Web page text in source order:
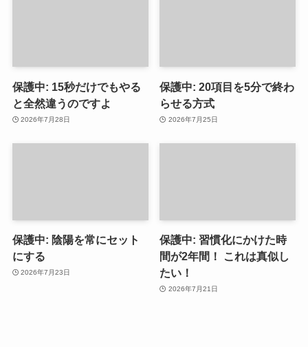
保護中: 15秒だけでもやる
と全然違うのですよ
2026年7月28日
保護中: 20項目を5分で終わ
らせる方式
2026年7月25日
保護中: 陰陽を常にセット
にする
2026年7月23日
保護中: 習慣化にかけた時
間が2年間！ これは真似し
たい！
2026年7月21日